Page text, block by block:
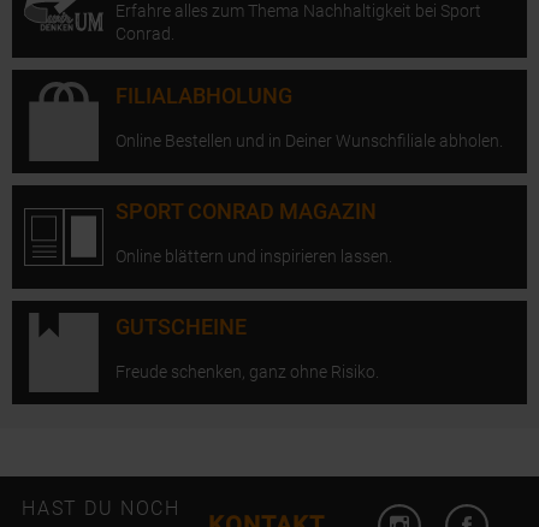
Erfahre alles zum Thema Nachhaltigkeit bei Sport
Conrad.
FILIALABHOLUNG
Online Bestellen und in Deiner Wunschfiliale abholen.
SPORT CONRAD MAGAZIN
Online blättern und inspirieren lassen.
GUTSCHEINE
Freude schenken, ganz ohne Risiko.
HAST DU NOCH Instagram